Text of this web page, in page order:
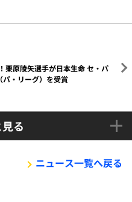
栗原陵矢選手が日本生命 セ・パ
・リーグ）を受賞
る
ニュース一覧へ戻る